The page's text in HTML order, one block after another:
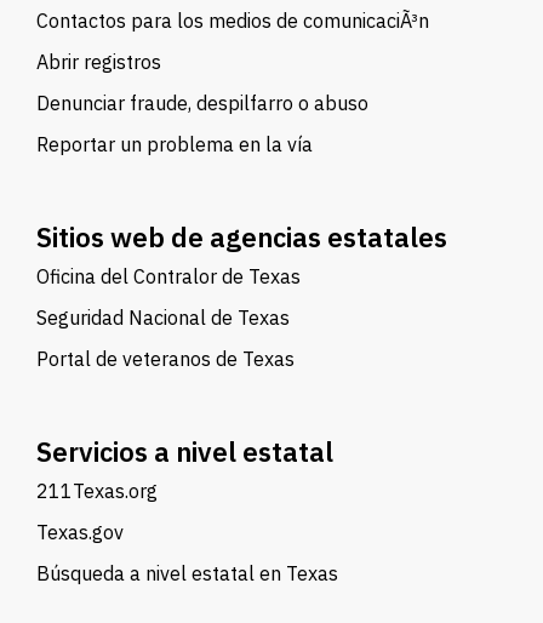
Contactos para los medios de comunicaciÃ³n
Abrir registros
Denunciar fraude, despilfarro o abuso
Reportar un problema en la vía
Sitios web de agencias estatales
Oficina del Contralor de Texas
Seguridad Nacional de Texas
Portal de veteranos de Texas
Servicios a nivel estatal
211Texas.org
Texas.gov
Búsqueda a nivel estatal en Texas